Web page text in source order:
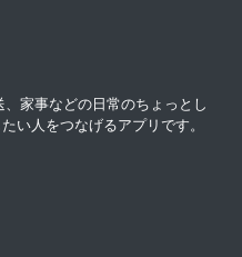
家事などの日常のちょっとし
い人をつなげるアプリです。